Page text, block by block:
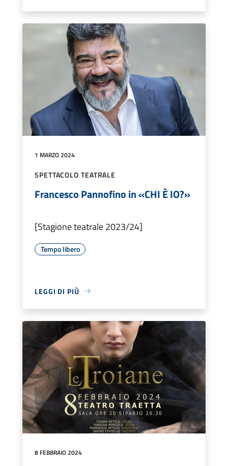
1 MARZO 2024
SPETTACOLO TEATRALE
Francesco Pannofino in «CHI È IO?»
[Stagione teatrale 2023/24]
Tempo libero
LEGGI DI PIÙ
8 FEBBRAIO 2024